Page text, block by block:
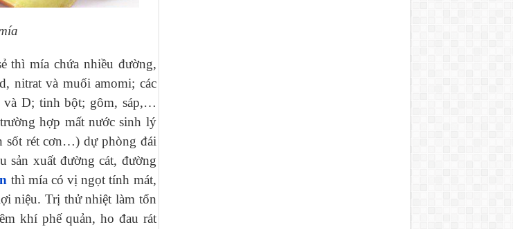
thì mía chứa nhiều đường,
nitrat và muối amomi; các
D; tinh bột; gôm, sáp,…
hợp mất nước sinh lý
sốt rét cơn…) dự phòng đái
sản xuất đường cát, đường
thì mía có vị ngọt tính mát,
niệu. Trị thử nhiệt làm tổn
khí phế quản, ho đau rát